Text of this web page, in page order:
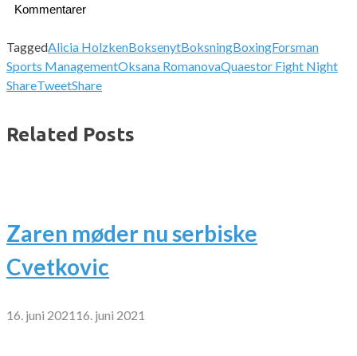
Kommentarer
TaggedAlicia HolzkenBoksenytBoksningBoxingForsman
Sports ManagementOksana RomanovaQuaestor Fight Night
ShareTweetShare
Related Posts
Zaren møder nu serbiske
Cvetkovic
16. juni 2021 16. juni 2021